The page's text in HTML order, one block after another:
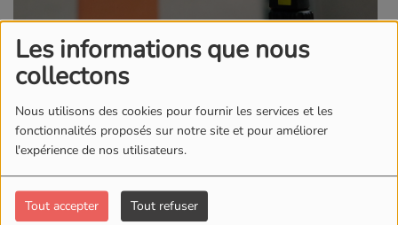
Les informations que nous
collectons
Nous utilisons des cookies pour fournir les services et les
fonctionnalités proposés sur notre site et pour améliorer
l'expérience de nos utilisateurs.
Tout accepter Tout refuser
emission Week-End
DISCOBONHEUR DU 14 AVRIL
2024
ACCORDEON DU 7 AVRIL 2024